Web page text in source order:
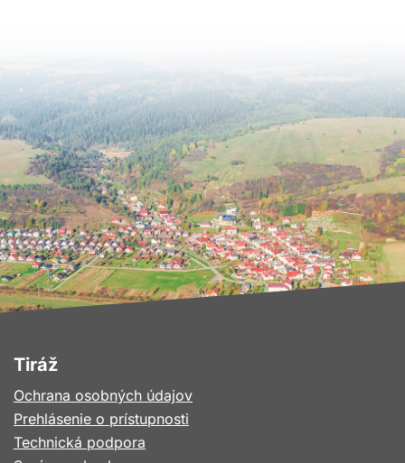
Tiráž
Ochrana osobných údajov
Prehlásenie o prístupnosti
Technická podpora